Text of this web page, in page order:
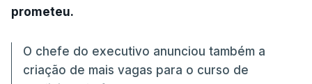
prometeu.
O chefe do executivo anunciou também a
criação de mais vagas para o curso de